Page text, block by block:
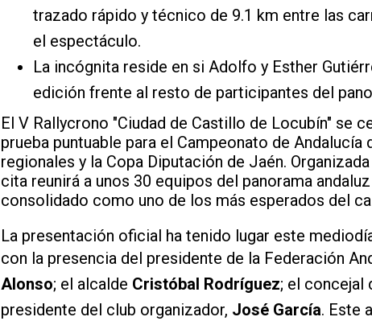
trazado rápido y técnico de 9.1 km entre las
el espectáculo.
La incógnita reside en si Adolfo y Esther
edición frente al resto de participantes del
El V Rallycrono "Ciudad de Castillo de Locubín" se
prueba puntuable para el Campeonato de
regionales y la Copa Diputación de Jaén.
cita reunirá a unos 30 equipos del panorama
consolidado como uno de los más esperados del
La presentación oficial ha tenido lugar este
con la presencia del presidente de la Federación
Alonso; el alcalde Cristóbal Rodríguez; el concejal
presidente del club organizador, José García. Este